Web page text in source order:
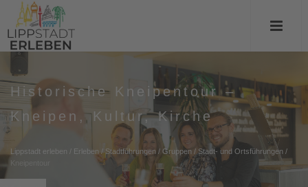
Historische Kneipentour –
Kneipen, Kultur, Kirche
Lippstadt erleben / Erleben/Stadtführungen / Gruppen / Stadt- und Ortsführungen /
Kneipentour